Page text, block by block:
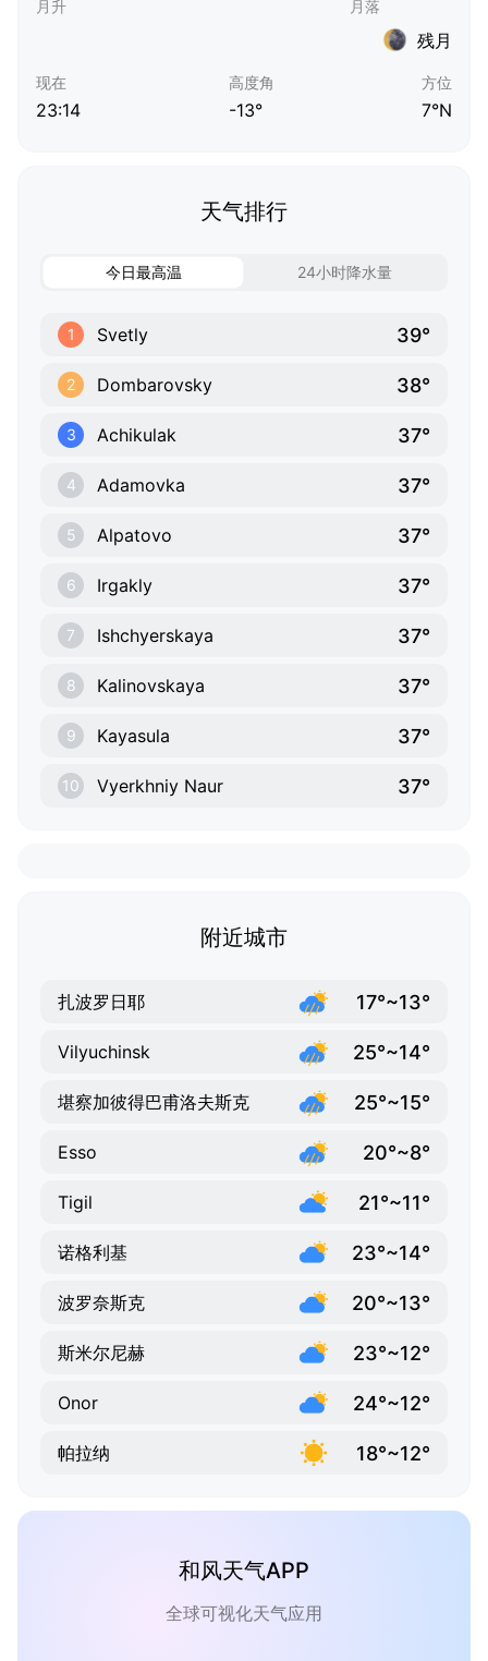
残月
现在
23:14
高度角
-13°
方位
7°N
天气排行
今日最高温 24小时降水量
1 Svetly 39°
2 Dombarovsky 38°
3 Achikulak 37°
4 Adamovka 37°
5 Alpatovo 37°
6 Irgakly 37°
7 Ishchyerskaya 37°
8 Kalinovskaya 37°
9 Kayasula 37°
10 Vyerkhniy Naur 37°
附近城市
扎波罗日耶 17°~13°
Vilyuchinsk 25°~14°
堪察加彼得巴甫洛夫斯克 25°~15°
Esso 20°~8°
Tigil 21°~11°
诺格利基 23°~14°
波罗奈斯克 20°~13°
斯米尔尼赫 23°~12°
Onor 24°~12°
帕拉纳 18°~12°
和风天气APP
全球可视化天气应用